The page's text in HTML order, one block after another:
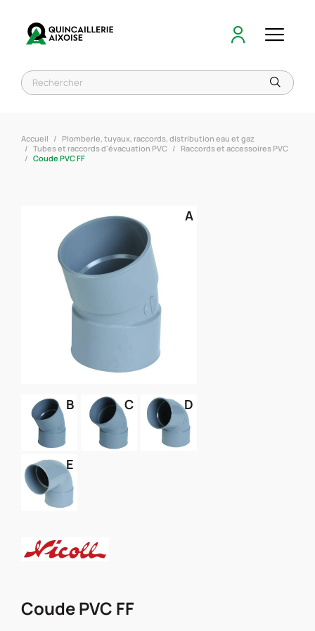
Accueil
Plomberie, tuyaux, raccords, distribution eau et gaz
Tubes et raccords d'évacuation PVC
Raccords et accessoires PVC
Coude PVC FF
A
B C D
E
Coude PVC FF